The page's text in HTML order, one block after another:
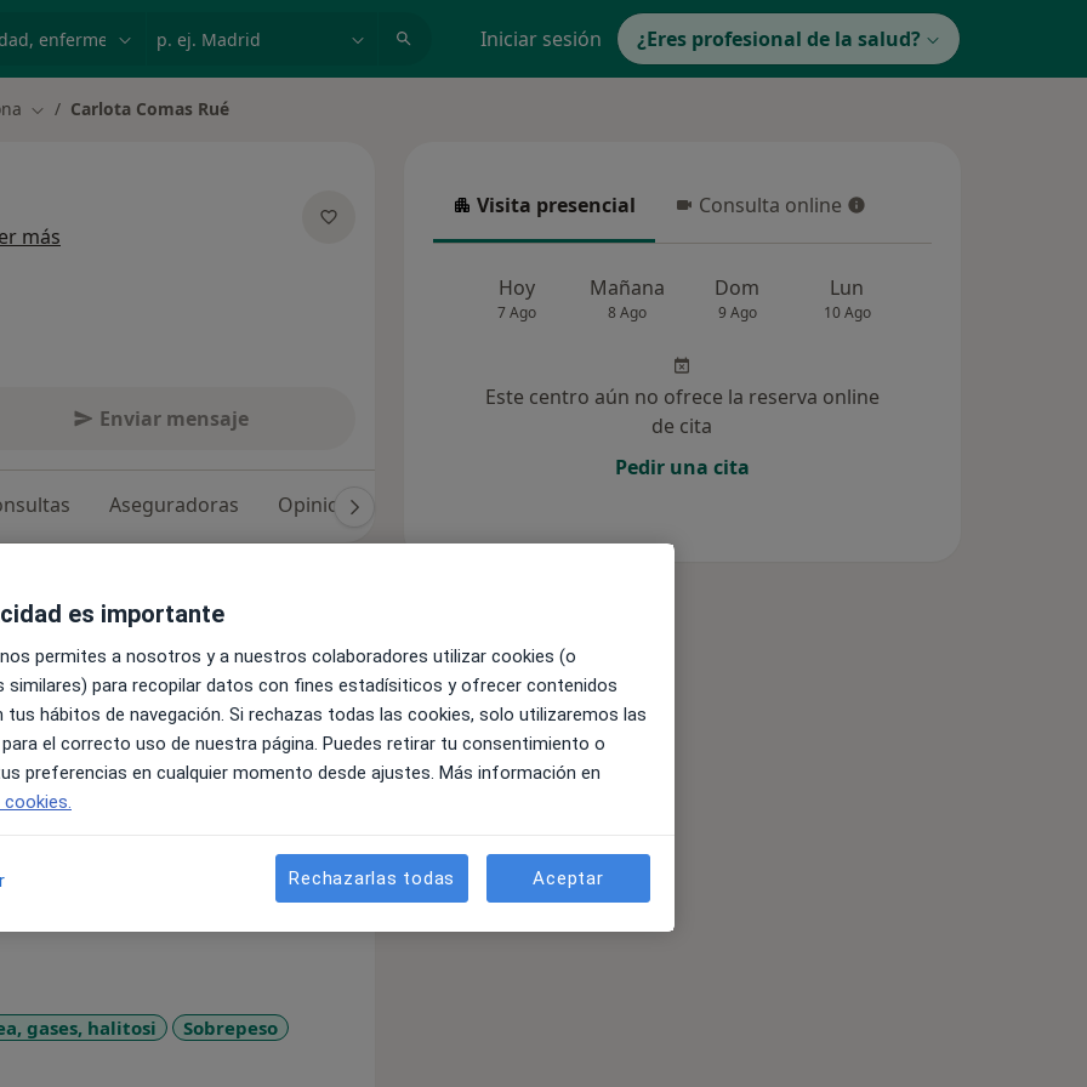
Iniciar sesión ¿Eres profesional de la salud?
Cambiar de ciudad
Carlota Comas Rué
más
Enviar mensaje
Aseguradoras Opiniones (52)
en Nutrición Humana y Dietética
un máster en Nutrición
postgrado en Lactancia Materna
Pro-Lactancia Materna y
Nutrición, Medicina y Salud
ejerzo como nutricionista en la
gases, halitosi
Sobrepeso
Visita presencial
Visita presencial Consulta online
Consulta online
Hoy
7 Ago
Mañana
8 Ago
Dom
9 Ago
Lun
10 Ago
Este centro aún no ofrece la reserva online
de cita
Pedir una cita
es importante
permites a nosotros y a nuestros colaboradores utilizar cookies (o
similares) para recopilar datos con fines estadísiticos y ofrecer contenidos
tus hábitos de navegación. Si rechazas todas las cookies, solo utilizaremos las
el correcto uso de nuestra página. Puedes retirar tu consentimiento o
preferencias en cualquier momento desde ajustes. Más información en
Rechazarlas todas Aceptar